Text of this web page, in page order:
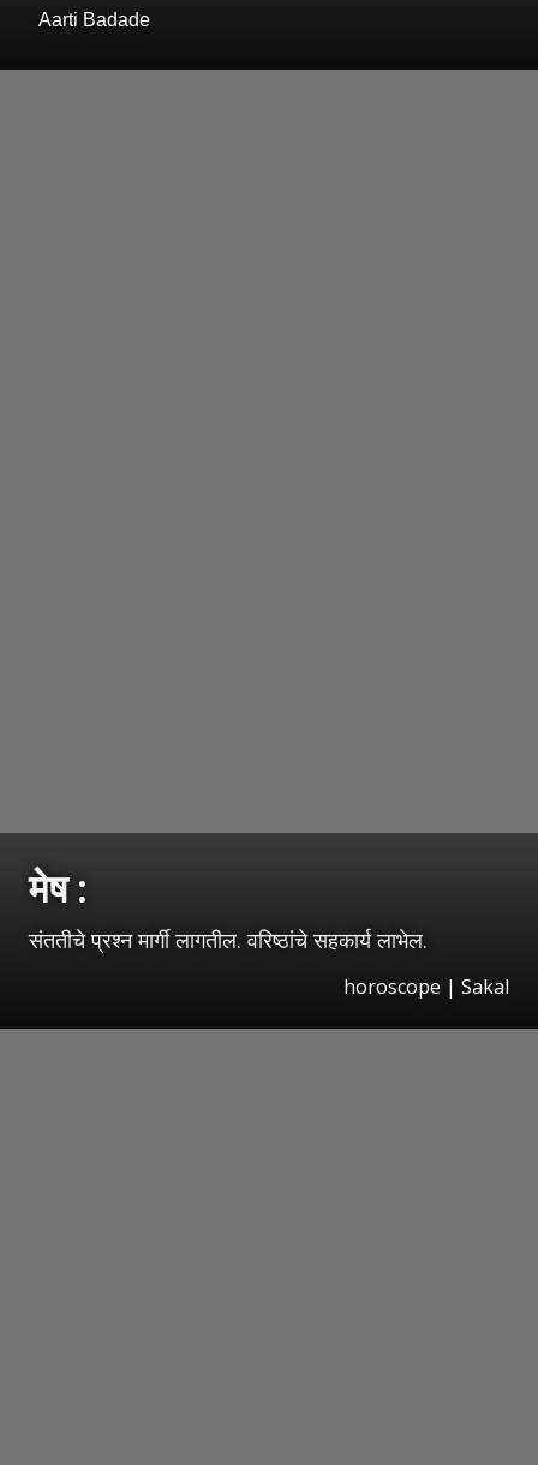
Aarti Badade
मेष :
संततीचे प्रश्‍न मार्गी लागतील. वरिष्ठांचे सहकार्य लाभेल.
horoscope | Sakal